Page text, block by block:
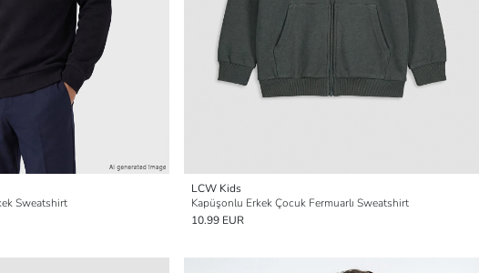
Sweatshirt
LCW Kids
Kapüşonlu Erkek Çocuk Fermuarlı Sweatshirt
10.99 EUR